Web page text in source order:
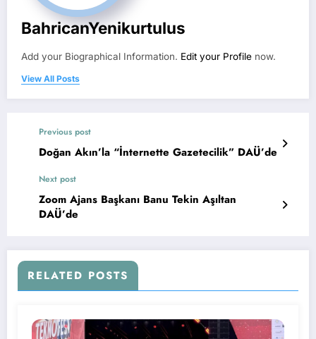
BahricanYenikurtulus
Add your Biographical Information. Edit your Profile now.
View All Posts
Previous post
Doğan Akın’la “İnternette Gazetecilik” DAÜ’de
Next post
Zoom Ajans Başkanı Banu Tekin Aşıltan
DAÜ’de
RELATED POSTS